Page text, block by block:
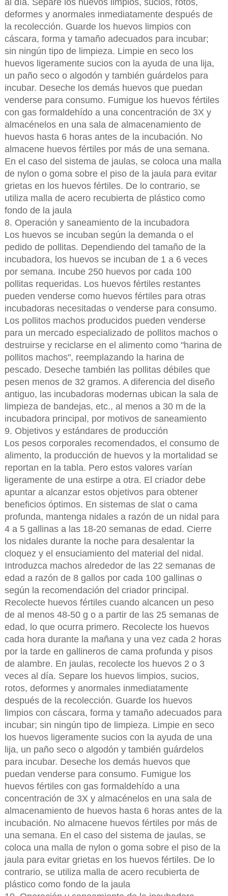
al día. Separe los huevos limpios, sucios, rotos,
deformes y anormales inmediatamente después de
la recolección. Guarde los huevos limpios con
cáscara, forma y tamaño adecuados para incubar;
sin ningún tipo de limpieza. Limpie en seco los
huevos ligeramente sucios con la ayuda de una lija,
un paño seco o algodón y también guárdelos para
incubar. Deseche los demás huevos que puedan
venderse para consumo. Fumigue los huevos fértiles
con gas formaldehído a una concentración de 3X y
almacénelos en una sala de almacenamiento de
huevos hasta 6 horas antes de la incubación. No
almacene huevos fértiles por más de una semana.
En el caso del sistema de jaulas, se coloca una malla
de nylon o goma sobre el piso de la jaula para evitar
grietas en los huevos fértiles. De lo contrario, se
utiliza malla de acero recubierta de plástico como
fondo de la jaula
8. Operación y saneamiento de la incubadora
Los huevos se incuban según la demanda o el
pedido de pollitas. Dependiendo del tamaño de la
incubadora, los huevos se incuban de 1 a 6 veces
por semana. Incube 250 huevos por cada 100
pollitas requeridas. Los huevos fértiles restantes
pueden venderse como huevos fértiles para otras
incubadoras necesitadas o venderse para consumo.
Los pollitos machos producidos pueden venderse
para un mercado especializado de pollitos machos o
destruirse y reciclarse en el alimento como "harina de
pollitos machos", reemplazando la harina de
pescado. Deseche también las pollitas débiles que
pesen menos de 32 gramos. A diferencia del diseño
antiguo, las incubadoras modernas ubican la sala de
limpieza de bandejas, etc., al menos a 30 m de la
incubadora principal, por motivos de saneamiento
9. Objetivos y estándares de producción
Los pesos corporales recomendados, el consumo de
alimento, la producción de huevos y la mortalidad se
reportan en la tabla. Pero estos valores varían
ligeramente de una estirpe a otra. El criador debe
apuntar a alcanzar estos objetivos para obtener
beneficios óptimos. En sistemas de slat o cama
profunda, mantenga nidales a razón de un nidal para
4 a 5 gallinas a las 18-20 semanas de edad. Cierre
los nidales durante la noche para desalentar la
cloquez y el ensuciamiento del material del nidal.
Introduzca machos alrededor de las 22 semanas de
edad a razón de 8 gallos por cada 100 gallinas o
según la recomendación del criador principal.
Recolecte huevos fértiles cuando alcancen un peso
de al menos 48-50 g o a partir de las 25 semanas de
edad, lo que ocurra primero. Recolecte los huevos
cada hora durante la mañana y una vez cada 2 horas
por la tarde en gallineros de cama profunda y pisos
de alambre. En jaulas, recolecte los huevos 2 o 3
veces al día. Separe los huevos limpios, sucios,
rotos, deformes y anormales inmediatamente
después de la recolección. Guarde los huevos
limpios con cáscara, forma y tamaño adecuados para
incubar; sin ningún tipo de limpieza. Limpie en seco
los huevos ligeramente sucios con la ayuda de una
lija, un paño seco o algodón y también guárdelos
para incubar. Deseche los demás huevos que
puedan venderse para consumo. Fumigue los
huevos fértiles con gas formaldehído a una
concentración de 3X y almacénelos en una sala de
almacenamiento de huevos hasta 6 horas antes de la
incubación. No almacene huevos fértiles por más de
una semana. En el caso del sistema de jaulas, se
coloca una malla de nylon o goma sobre el piso de la
jaula para evitar grietas en los huevos fértiles. De lo
contrario, se utiliza malla de acero recubierta de
plástico como fondo de la jaula